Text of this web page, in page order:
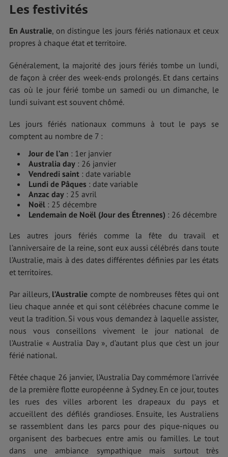
Les festivités
En Australie, on distingue les jours fériés nationaux et ceux
propres à chaque état et territoire.
Généralement, la majorité des jours fériés tombe un lundi,
de façon à créer des week-ends prolongés. Et dans certains
cas où le jour férié tombe un samedi ou un dimanche, le
lundi suivant est souvent chômé.
Les jours fériés nationaux communs à tout le pays se
comptent au nombre de 7 :
Jour de l’an : 1er janvier
Australia day : 26 janvier
Vendredi saint : date variable
Lundi de Pâques : date variable
Anzac day : 25 avril
Noël : 25 décembre
Lendemain de Noël (Jour des Étrennes) : 26 décembre
Les autres jours fériés comme la fête du travail et
l’anniversaire de la reine, sont eux aussi célébrés dans toute
l’Australie, mais à des dates différentes définies par les états
et territoires.
Par ailleurs, l’Australie compte de nombreuses fêtes qui ont
lieu chaque année et qui sont célébrées chacune comme le
veut la tradition. Si vous vous demandez à laquelle assister,
nous vous conseillons vivement le jour national de
l’Australie « Australia Day », d’autant plus que c’est un jour
férié national.
Fêtée chaque 26 janvier, l’Australia Day commémore l’arrivée
de la première flotte européenne à Sydney. En ce jour, toutes
les rues des villes arborent les drapeaux du pays et
accueillent des défilés grandioses. Ensuite, les Australiens
se rassemblent dans les parcs pour des pique-niques ou
organisent des barbecues entre amis ou familles. Le tout
dans une ambiance sympathique mais surtout très